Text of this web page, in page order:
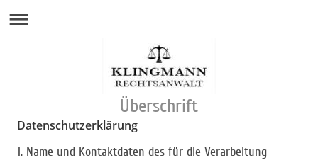
Überschrift
Datenschutzerklärung
1. Name und Kontaktdaten des für die Verarbeitung